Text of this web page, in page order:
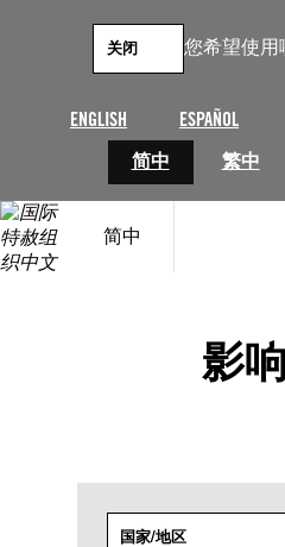
您希望使用
ENGLISH ESPAÑOL
简中
繁中
关闭
简中
影
国家/地区